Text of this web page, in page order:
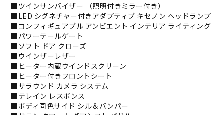
■ツインサンバイザー （照明付きミラー付き）
■LED シグネチャー付きアダプティブ キセノン ヘッドランプ
■コンフィギュアブル アンビエント インテリア ライティング
■パワーテールゲート
■ソフト ドア クローズ
■ウインザーレザー
■ヒーター内蔵ウインドスクリーン
■ヒーター付きフロントシート
■サラウンド カメラ システム
■テレイン レスポンス
■ボディ同色サイド シル＆バンパー